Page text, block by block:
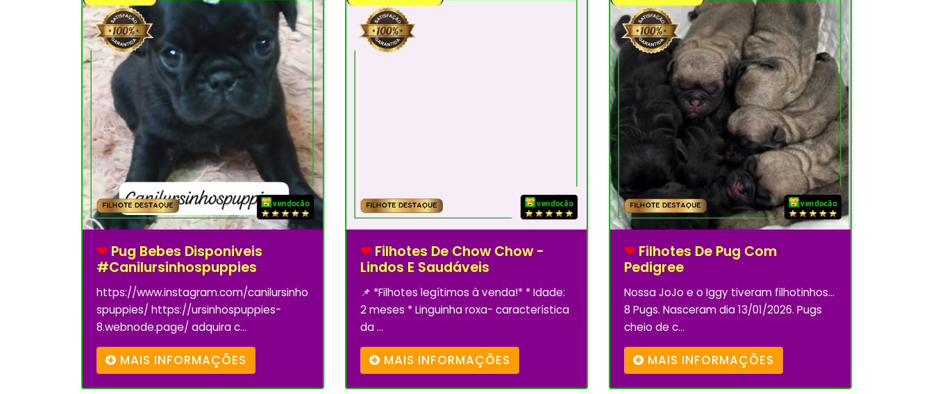
❤ Pug Bebes Disponiveis
#canilursinhospuppies
https://www.instagram.com/canilursinho
spuppies/ https://ursinhospuppies-
8.webnode.page/ adquira c...
MAIS INFORMAÇÕES
❤ Filhotes De Chow Chow -
Lindos E Saudáveis
📌 *Filhotes legítimos à venda!* * Idade:
2 meses * ⁠Linguinha roxa- característica
da ...
MAIS INFORMAÇÕES
❤ Filhotes De Pug Com
Pedigree
Nossa JoJo e o Iggy tiveram filhotinhos...
8 Pugs. Nasceram dia 13/01/2026. Pugs
cheio de c...
MAIS INFORMAÇÕES